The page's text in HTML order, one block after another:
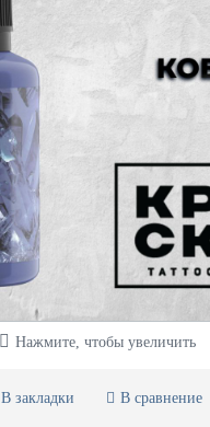
Нажмите, чтобы увеличить
В закладки В сравнение